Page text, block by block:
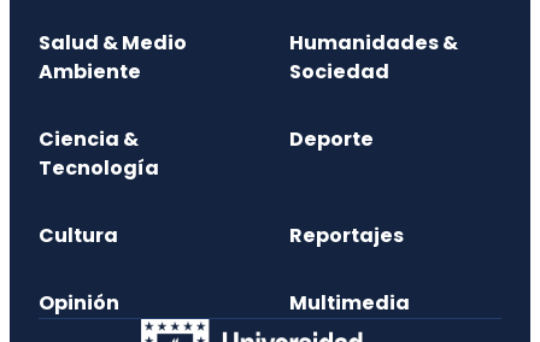
Salud & Medio
Ambiente
Humanidades &
Sociedad
Ciencia &
Tecnología
Deporte
Cultura Reportajes
Opinión Multimedia